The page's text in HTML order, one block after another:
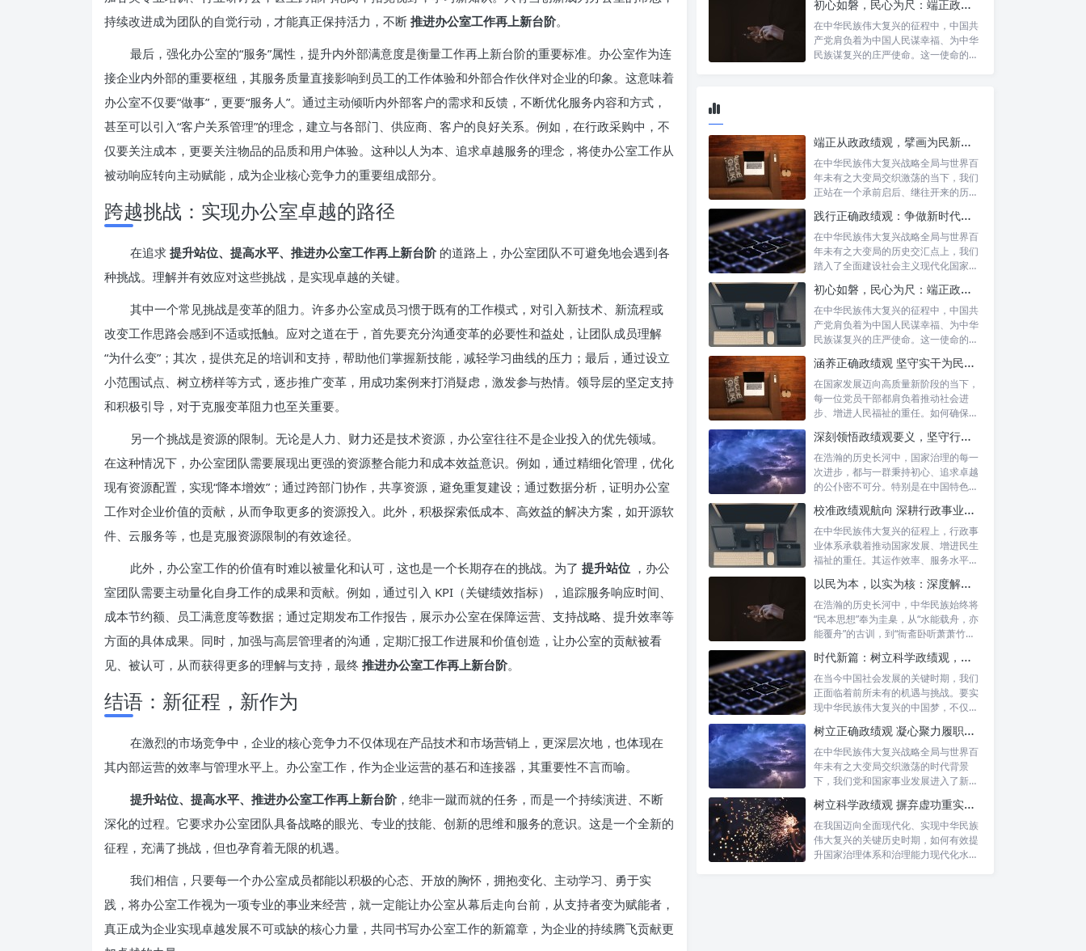
持续改进成为团队的自觉行动，才能真正保持活力，不断 推进办公室工作再上新台阶。
最后，强化办公室的“服务”属性，提升内外部满意度是衡量工作再上新台阶的重要标准。办公室作为连
接企业内外部的重要枢纽，其服务质量直接影响到员工的工作体验和外部合作伙伴对企业的印象。这意味着
办公室不仅要“做事”，更要“服务人”。通过主动倾听内外部客户的需求和反馈，不断优化服务内容和方式，
甚至可以引入“客户关系管理”的理念，建立与各部门、供应商、客户的良好关系。例如，在行政采购中，不
仅要关注成本，更要关注物品的品质和用户体验。这种以人为本、追求卓越服务的理念，将使办公室工作从
被动响应转向主动赋能，成为企业核心竞争力的重要组成部分。
跨越挑战：实现办公室卓越的路径
在追求 提升站位、提高水平、推进办公室工作再上新台阶 的道路上，办公室团队不可避免地会遇到各
种挑战。理解并有效应对这些挑战，是实现卓越的关键。
其中一个常见挑战是变革的阻力。许多办公室成员习惯于既有的工作模式，对引入新技术、新流程或
改变工作思路会感到不适或抵触。应对之道在于，首先要充分沟通变革的必要性和益处，让团队成员理解
“为什么变”；其次，提供充足的培训和支持，帮助他们掌握新技能，减轻学习曲线的压力；最后，通过设立
小范围试点、树立榜样等方式，逐步推广变革，用成功案例来打消疑虑，激发参与热情。领导层的坚定支持
和积极引导，对于克服变革阻力也至关重要。
另一个挑战是资源的限制。无论是人力、财力还是技术资源，办公室往往不是企业投入的优先领域。
在这种情况下，办公室团队需要展现出更强的资源整合能力和成本效益意识。例如，通过精细化管理，优化
现有资源配置，实现“降本增效”；通过跨部门协作，共享资源，避免重复建设；通过数据分析，证明办公室
工作对企业价值的贡献，从而争取更多的资源投入。此外，积极探索低成本、高效益的解决方案，如开源软
件、云服务等，也是克服资源限制的有效途径。
此外，办公室工作的价值有时难以被量化和认可，这也是一个长期存在的挑战。为了 提升站位 ，办公
室团队需要主动量化自身工作的成果和贡献。例如，通过引入 KPI（关键绩效指标），追踪服务响应时间、
成本节约额、员工满意度等数据；通过定期发布工作报告，展示办公室在保障运营、支持战略、提升效率等
方面的具体成果。同时，加强与高层管理者的沟通，定期汇报工作进展和价值创造，让办公室的贡献被看
见、被认可，从而获得更多的理解与支持，最终 推进办公室工作再上新台阶。
结语：新征程，新作为
在激烈的市场竞争中，企业的核心竞争力不仅体现在产品技术和市场营销上，更深层次地，也体现在
其内部运营的效率与管理水平上。办公室工作，作为企业运营的基石和连接器，其重要性不言而喻。
提升站位、提高水平、推进办公室工作再上新台阶，绝非一蹴而就的任务，而是一个持续演进、不断
深化的过程。它要求办公室团队具备战略的眼光、专业的技能、创新的思维和服务的意识。这是一个全新的
征程，充满了挑战，但也孕育着无限的机遇。
我们相信，只要每一个办公室成员都能以积极的心态、开放的胸怀，拥抱变化、主动学习、勇于实
践，将办公室工作视为一项专业的事业来经营，就一定能让办公室从幕后走向台前，从支持者变为赋能者，
真正成为企业实现卓越发展不可或缺的核心力量，共同书写办公室工作的新篇章，为企业的持续腾飞贡献更
初心如磐，民心为尺：端正政绩价值取向，砥砺为民服务初心的新时代答卷
在中华民族伟大复兴的征程中，中国共
产党肩负着为中国人民谋幸福、为中华
民族谋复兴的庄严使命。这一使命的实
端正从政政绩观，擘画为民新篇章：勇担时代新使命的责任与自觉
在中华民族伟大复兴战略全局与世界百
年未有之大变局交织激荡的当下，我们
正站在一个承前启后、继往开来的历史
践行正确政绩观：争做新时代人民信赖的合格公职人员
在中华民族伟大复兴战略全局与世界百
年未有之大变局的历史交汇点上，我们
踏入了全面建设社会主义现代化国家的
初心如磐，民心为尺：端正政绩价值取向，砥砺为民服务初心的新时代答卷
在中华民族伟大复兴的征程中，中国共
产党肩负着为中国人民谋幸福、为中华
民族谋复兴的庄严使命。这一使命的实
涵养正确政绩观 坚守实干为民情怀：新时代干部成长的双重基石
在国家发展迈向高质量新阶段的当下，
每一位党员干部都肩负着推动社会进
步、增进人民福祉的重任。如何确保我
深刻领悟政绩观要义，坚守行政事业初心：新时代公仆的使命与担当
在浩瀚的历史长河中，国家治理的每一
次进步，都与一群秉持初心、追求卓越
的公仆密不可分。特别是在中国特色社
校准政绩观航向 深耕行政事业本职：新时代高质量发展的核心密码
在中华民族伟大复兴的征程上，行政事
业体系承载着推动国家发展、增进民生
福祉的重任。其运作效率、服务水平乃
以民为本，以实为核：深度解析坚守为民初心与正确政绩观念的融合路径
在浩瀚的历史长河中，中华民族始终将
“民本思想”奉为圭臬，从“水能载舟，亦
能覆舟”的古训，到“衙斋卧听萧萧竹，
时代新篇：树立科学政绩观，摒弃虚功重实绩，迈向高质量发展
在当今中国社会发展的关键时期，我们
正面临着前所未有的机遇与挑战。要实
现中华民族伟大复兴的中国梦，不仅需
树立正确政绩观 凝心聚力履职尽责：新时代干事创业的根本遵循
在中华民族伟大复兴战略全局与世界百
年未有之大变局交织激荡的时代背景
下，我们党和国家事业发展进入了新的
树立科学政绩观 摒弃虚功重实绩：迈向高质量发展的必由之路
在我国迈向全面现代化、实现中华民族
伟大复兴的关键历史时期，如何有效提
升国家治理体系和治理能力现代化水